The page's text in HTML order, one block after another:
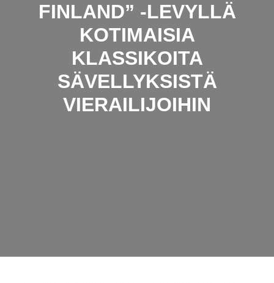
FINLAND” -LEVYLLÄ
KOTIMAISIA
KLASSIKOITA
SÄVELLYKSISTÄ
VIERAILIJOIHIN